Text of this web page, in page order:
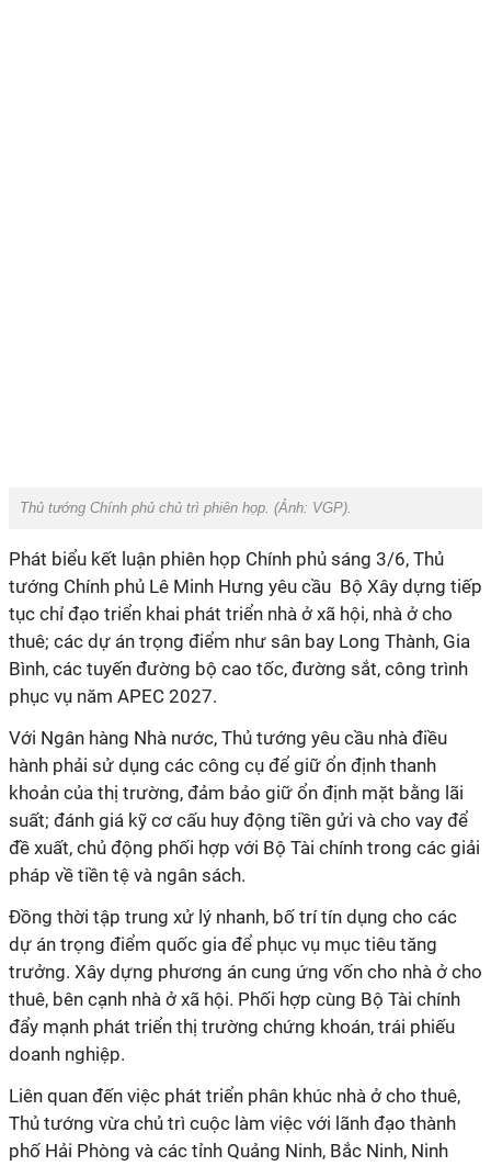
Thủ tướng Chính phủ chủ trì phiên họp. (Ảnh: VGP).
Phát biểu kết luận phiên họp Chính phủ sáng 3/6, Thủ
tướng Chính phủ Lê Minh Hưng yêu cầu Bộ Xây dựng tiếp
tục chỉ đạo triển khai phát triển nhà ở xã hội, nhà ở cho
thuê; các dự án trọng điểm như sân bay Long Thành, Gia
Bình, các tuyến đường bộ cao tốc, đường sắt, công trình
phục vụ năm APEC 2027.
Với Ngân hàng Nhà nước, Thủ tướng yêu cầu nhà điều
hành phải sử dụng các công cụ để giữ ổn định thanh
khoản của thị trường, đảm bảo giữ ổn định mặt bằng lãi
suất; đánh giá kỹ cơ cấu huy động tiền gửi và cho vay để
đề xuất, chủ động phối hợp với Bộ Tài chính trong các giải
pháp về tiền tệ và ngân sách.
Đồng thời tập trung xử lý nhanh, bố trí tín dụng cho các
dự án trọng điểm quốc gia để phục vụ mục tiêu tăng
trưởng. Xây dựng phương án cung ứng vốn cho nhà ở cho
thuê, bên cạnh nhà ở xã hội. Phối hợp cùng Bộ Tài chính
đẩy mạnh phát triển thị trường chứng khoán, trái phiếu
doanh nghiệp.
Liên quan đến việc phát triển phân khúc nhà ở cho thuê,
Thủ tướng vừa chủ trì cuộc làm việc với lãnh đạo thành
phố Hải Phòng và các tỉnh Quảng Ninh, Bắc Ninh, Ninh